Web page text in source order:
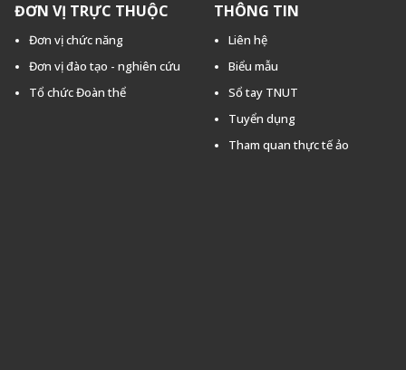
ĐƠN VỊ TRỰC THUỘC
Đơn vị chức năng
Đơn vị đào tạo - nghiên cứu
Tổ chức Đoàn thể
THÔNG TIN
Liên hệ
Biểu mẫu
Sổ tay TNUT
Tuyển dụng
Tham quan thực tế ảo